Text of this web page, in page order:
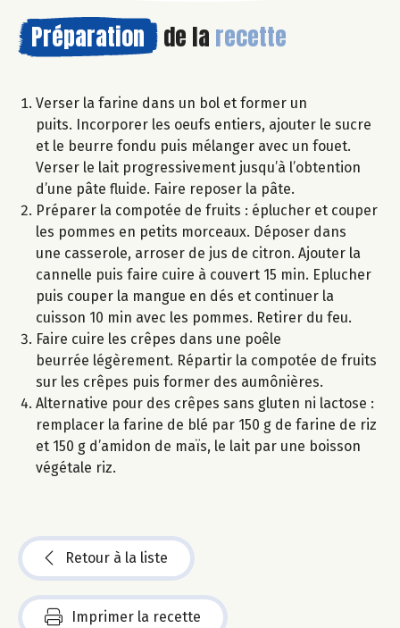
Préparation de la recette
Verser la farine dans un bol et former un
puits. Incorporer les oeufs entiers, ajouter le sucre
et le beurre fondu puis mélanger avec un fouet.
Verser le lait progressivement jusqu’à l’obtention
d’une pâte fluide. Faire reposer la pâte.
Préparer la compotée de fruits : éplucher et couper
les pommes en petits morceaux. Déposer dans
une casserole, arroser de jus de citron. Ajouter la
cannelle puis faire cuire à couvert 15 min. Eplucher
puis couper la mangue en dés et continuer la
cuisson 10 min avec les pommes. Retirer du feu.
Faire cuire les crêpes dans une poêle
beurrée légèrement. Répartir la compotée de fruits
sur les crêpes puis former des aumônières.
Alternative pour des crêpes sans gluten ni lactose :
remplacer la farine de blé par 150 g de farine de riz
et 150 g d’amidon de maïs, le lait par une boisson
végétale riz.
Retour à la liste
Imprimer la recette